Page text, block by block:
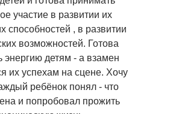
участие в развитии их
способностей , в развитии
возможностей. Готова
энергию детям - а взамен
их успехам на сцене. Хочу
ребёнок понял - что
и попробовал прожить